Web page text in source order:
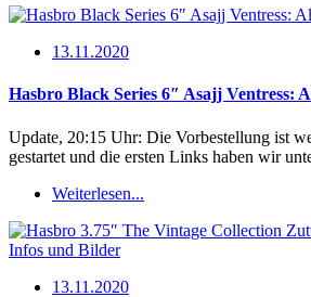
13.11.2020
Hasbro Black Series 6″ Asajj Ventress:
Update, 20:15 Uhr: Die Vorbestellung ist
gestartet und die ersten Links haben wir
Weiterlesen...
13.11.2020